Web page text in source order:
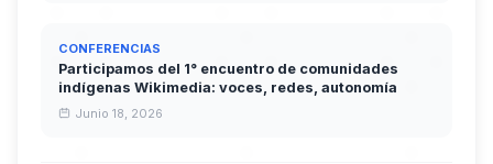
CONFERENCIAS
Participamos del 1° encuentro de comunidades
indígenas Wikimedia: voces, redes, autonomía
Junio 18, 2026